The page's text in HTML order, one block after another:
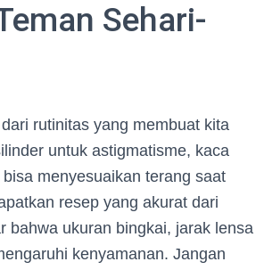
Sehari-
rutinitas yang membuat kita
untuk astigmatisme, kaca
menyesuaikan terang saat
resep yang akurat dari
bahwa ukuran bingkai, jarak lensa
kenyamanan. Jangan